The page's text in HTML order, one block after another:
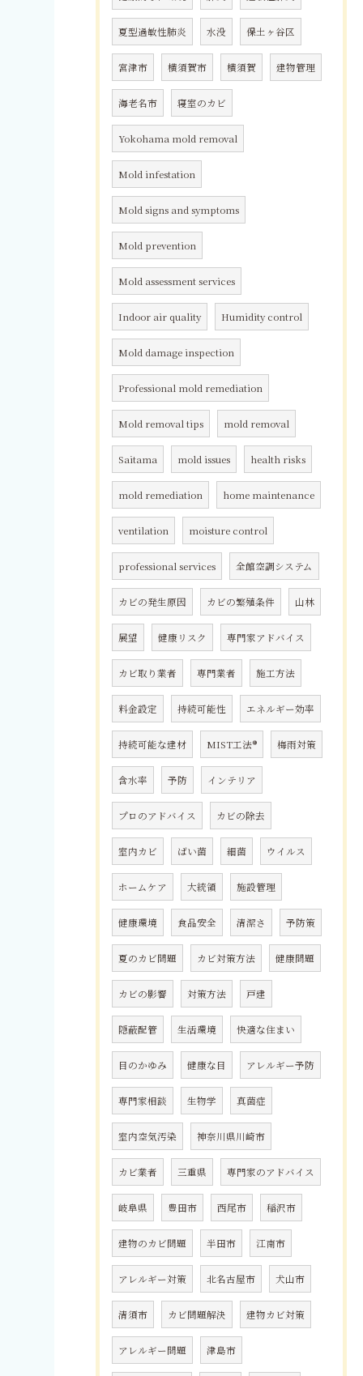
夏型過敏性肺炎 水没 保土ヶ谷区
宮津市 横須賀市 横須賀 建物管理
海老名市 寝室のカビ
Yokohama mold removal
Mold infestation
Mold signs and symptoms
Mold prevention
Mold assessment services
Indoor air quality Humidity control
Mold damage inspection
Professional mold remediation
Mold removal tips mold removal
Saitama mold issues health risks
mold remediation home maintenance
ventilation moisture control
professional services 全館空調システム
カビの発生原因 カビの繁殖条件 山林
展望 健康リスク 専門家アドバイス
カビ取り業者 専門業者 施工方法
料金設定 持続可能性 エネルギー効率
持続可能な建材 MIST工法® 梅雨対策
含水率 予防 インテリア
プロのアドバイス カビの除去
室内カビ ばい菌 細菌 ウイルス
ホームケア 大統領 施設管理
健康環境 食品安全 清潔さ 予防策
夏のカビ問題 カビ対策方法 健康問題
カビの影響 対策方法 戸建
隠蔽配管 生活環境 快適な住まい
目のかゆみ 健康な目 アレルギー予防
専門家相談 生物学 真菌症
室内空気汚染 神奈川県川崎市
カビ業者 三重県 専門家のアドバイス
岐阜県 豊田市 西尾市 稲沢市
建物のカビ問題 半田市 江南市
アレルギー対策 北名古屋市 犬山市
清須市 カビ問題解決 建物カビ対策
アレルギー問題 津島市